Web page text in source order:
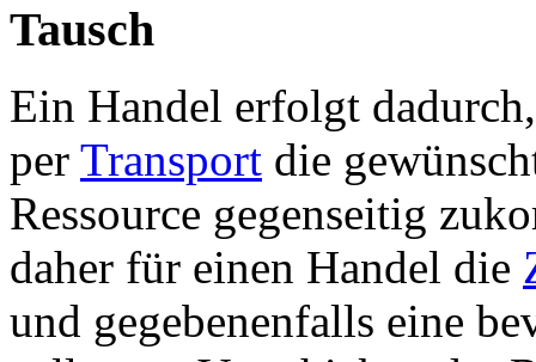
Tausch
Ein Handel erfolgt
per Transport die
Ressource gegenseitig
daher für einen Handel die
und gegebenenfalls eine